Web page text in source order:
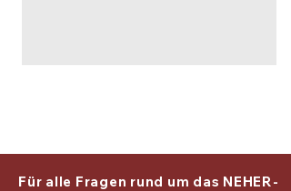
Für alle Fragen rund um das NEHER-